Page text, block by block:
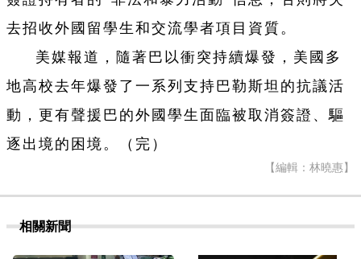
去招收外國留學生和交流學者項目資質。
美媒報道，隨著巴以衝突持續爆發，美國多
地高校去年爆發了一系列支持巴勒斯坦的抗議活
動，更有聲援巴的外國學生面臨被取消簽證、驅
逐出境的困境。（完）
【編輯：林曉惠】
相關新聞